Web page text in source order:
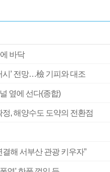
바닥
시’ 전망…檢 기피와 대조
옆에 선다(종합)
, 해양수도 도약의 전환점
결해 서부산 관광 키우자”